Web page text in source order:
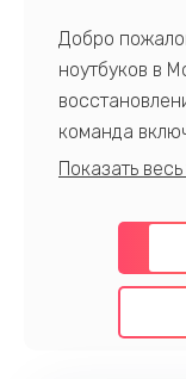
Добро
ноутбуков в
команда
предлагаем
также
проведенных